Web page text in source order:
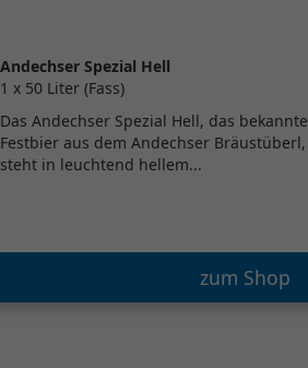
Andechser Spezial Hell
1 x 50 Liter (Fass)
Das Andechser Spezial Hell, das bekannte
Festbier aus dem Andechser Bräustüberl,
steht in leuchtend hellem...
zum Shop